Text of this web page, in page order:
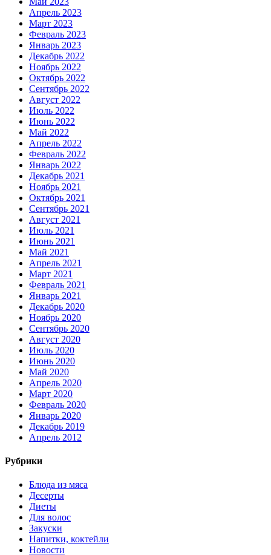
Апрель 2023
Март 2023
Февраль 2023
Январь 2023
Декабрь 2022
Ноябрь 2022
Октябрь 2022
Сентябрь 2022
Август 2022
Июль 2022
Июнь 2022
Май 2022
Апрель 2022
Февраль 2022
Январь 2022
Декабрь 2021
Ноябрь 2021
Октябрь 2021
Сентябрь 2021
Август 2021
Июль 2021
Июнь 2021
Май 2021
Апрель 2021
Март 2021
Февраль 2021
Январь 2021
Декабрь 2020
Ноябрь 2020
Сентябрь 2020
Август 2020
Июль 2020
Июнь 2020
Май 2020
Апрель 2020
Март 2020
Февраль 2020
Январь 2020
Декабрь 2019
Апрель 2012
Рубрики
Блюда из мяса
Десерты
Диеты
Для волос
Закуски
Напитки, коктейли
Новости